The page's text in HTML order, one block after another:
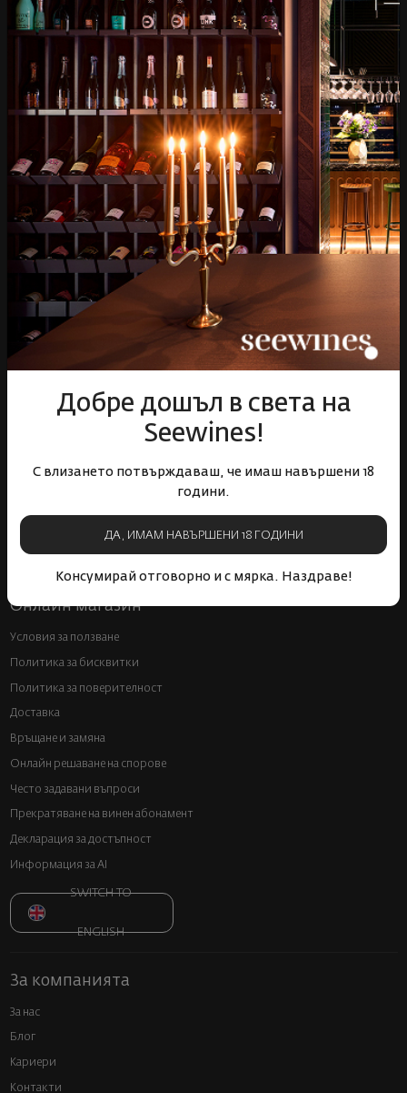
Добре дошъл в света на
Seewines!
С влизането потвърждаваш, че имаш навършени 18
години.
ДА, ИМАМ НАВЪРШЕНИ 18 ГОДИНИ
Консумирай отговорно и с мярка. Наздраве!
Над 1300 вина от цял
свят
Физически магазини и
събития
Бърза доставка за
цялата страна
Лоялна програма и
отстъпки
Пазарувай
ВИНО
Спиртни
Бели вина
Онлайн магазин
Условия за ползване
Политика за бисквитки
Политика за поверителност
Доставка
Връщане и замяна
Онлайн решаване на спорове
Често задавани въпроси
Прекратяване на винен абонамент
Декларация за достъпност
Информация за AI
SWITCH TO
ENGLISH
За компанията
За нас
Блог
Кариери
Контакти